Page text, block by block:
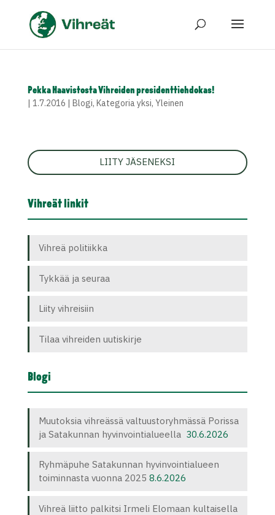
Pekka Haavistosta Vihreiden presidenttiehdokas!
| 1.7.2016 | Blogi, Kategoria yksi, Yleinen
LIITY JÄSENEKSI
Vihreät linkit
Vihreä politiikka
Tykkää ja seuraa
Liity vihreisiin
Tilaa vihreiden uutiskirje
Blogi
Muutoksia vihreässä valtuustoryhmässä Porissa
ja Satakunnan hyvinvointialueella 30.6.2026
Ryhmäpuhe Satakunnan hyvinvointialueen
toiminnasta vuonna 2025 8.6.2026
Vihreä liitto palkitsi Irmeli Elomaan kultaisella